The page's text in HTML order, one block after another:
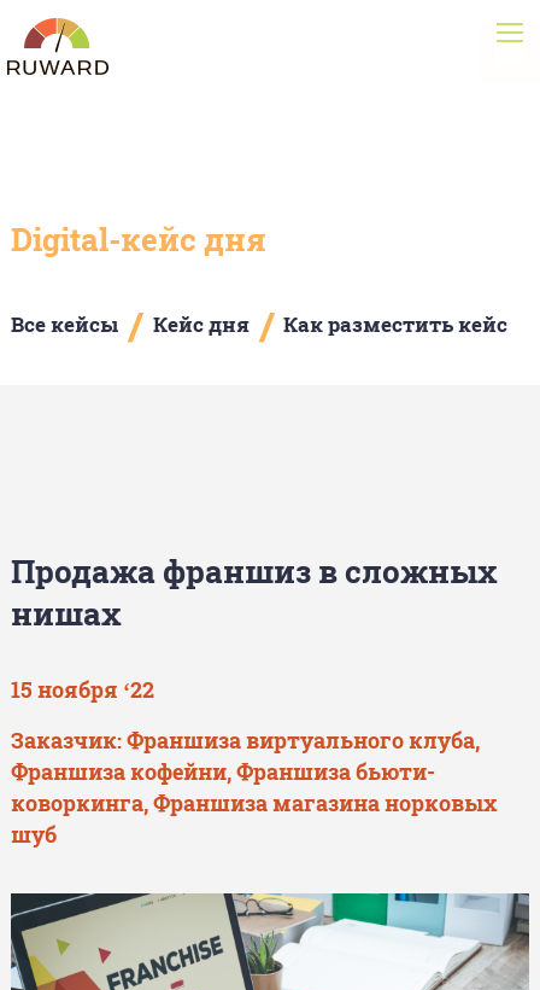
Digital-кейс дня
Все кейсы / Кейс дня / Как разместить кейс
Продажа франшиз в сложных
нишах
15 ноября ‘22
Заказчик: Франшиза виртуального клуба,
Франшиза кофейни, Франшиза бьюти-
коворкинга, Франшиза магазина норковых
шуб